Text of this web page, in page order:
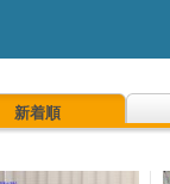
新着順